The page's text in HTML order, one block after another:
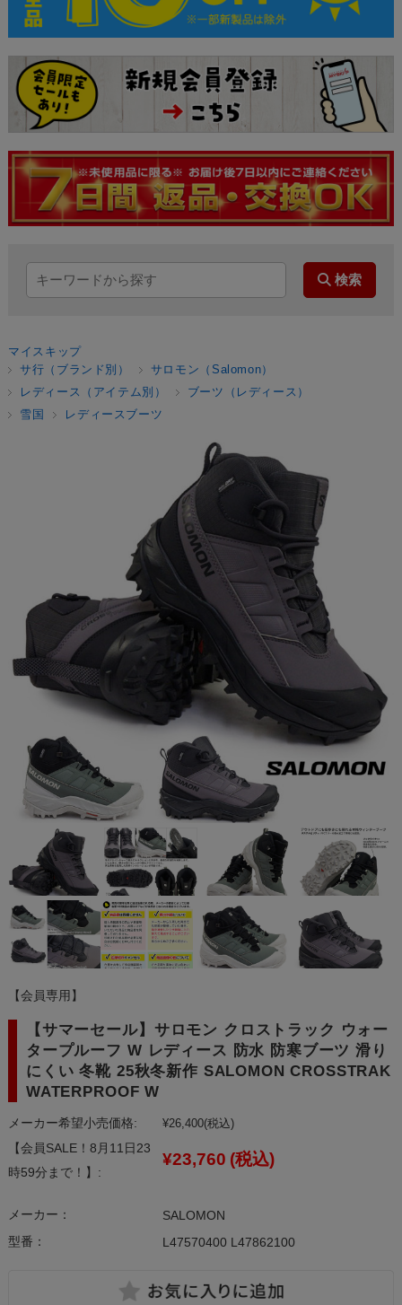
マイスキップ
サ行（ブランド別）
サロモン（Salomon）
レディース（アイテム別）
ブーツ（レディース）
雪国
レディースブーツ
【会員専用】
【サマーセール】サロモン クロストラック ウォー
タープルーフ W レディース 防水 防寒ブーツ 滑り
にくい 冬靴 25秋冬新作 SALOMON CROSSTRAK
WATERPROOF W
メーカー希望小売価格: ¥26,400(税込)
【会員SALE！8月11日23
時59分まで！】:
¥23,760 (税込)
メーカー：
SALOMON
型番：
L47570400 L47862100